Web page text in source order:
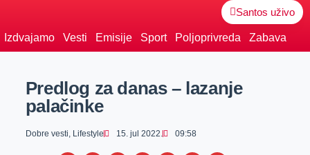
Santos uživo
Izdvajamo Vesti Emisije Sport Poljoprivreda Zabava
Predlog za danas – lazanje
palačinke
Dobre vesti, Lifestyle 15. jul 2022. 09:58